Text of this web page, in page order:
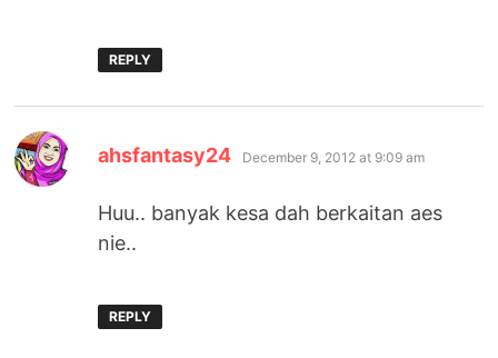
REPLY
ahsfantasy24 says:
December 9, 2012 at 9:09 am
Huu.. banyak kesa dah berkaitan aes
nie..
REPLY